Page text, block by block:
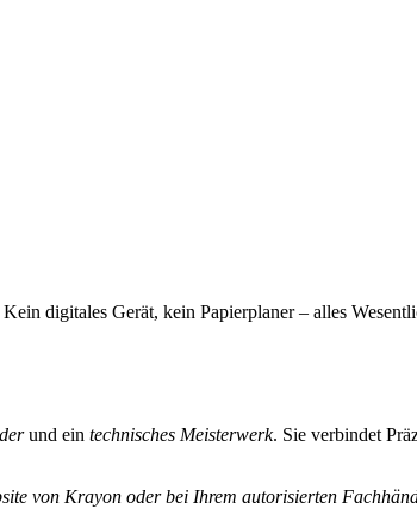
digitales Gerät, kein Papierplaner – alles
und ein technisches Meisterwerk. Sie verbindet
von Krayon oder bei Ihrem autorisierten